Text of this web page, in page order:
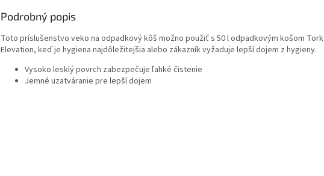
Podrobný popis
Toto príslušenstvo veko na odpadkový kôš možno použiť s 50 l odpadkovým košom Tork
Elevation, keď je hygiena najdôležitejšia alebo zákazník vyžaduje lepší dojem z hygieny.
Vysoko lesklý povrch zabezpečuje ľahké čistenie
Jemné uzatváranie pre lepší dojem